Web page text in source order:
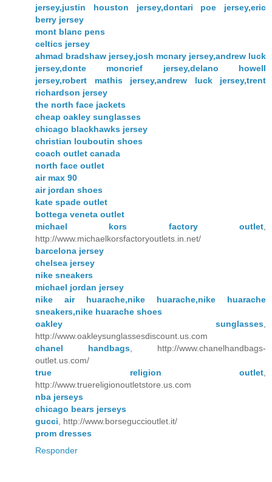
jersey,justin houston jersey,dontari poe jersey,eric
berry jersey
mont blanc pens
celtics jersey
ahmad bradshaw jersey,josh mcnary jersey,andrew luck
jersey,donte moncrief jersey,delano howell
jersey,robert mathis jersey,andrew luck jersey,trent
richardson jersey
the north face jackets
cheap oakley sunglasses
chicago blackhawks jersey
christian louboutin shoes
coach outlet canada
north face outlet
air max 90
air jordan shoes
kate spade outlet
bottega veneta outlet
michael kors factory outlet
http://www.michaelkorsfactoryoutlets.in.net/
barcelona jersey
chelsea jersey
nike sneakers
michael jordan jersey
nike air huarache,nike huarache,nike huarache
sneakers,nike huarache shoes
oakley sunglasses
http://www.oakleysunglassesdiscount.us.com
chanel handbags , http://www.chanelhandbags-
outlet.us.com/
true religion outlet
http://www.truereligionoutletstore.us.com
nba jerseys
chicago bears jerseys
gucci , http://www.borseguccioutlet.it/
prom dresses
Responder